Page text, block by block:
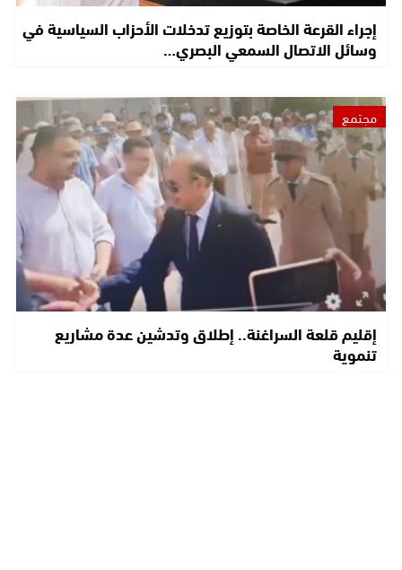
إجراء القرعة الخاصة بتوزيع تدخلات الأحزاب السياسية في
وسائل الاتصال السمعي البصري…
مجتمع
إقليم قلعة السراغنة.. إطلاق وتدشين عدة مشاريع
تنموية